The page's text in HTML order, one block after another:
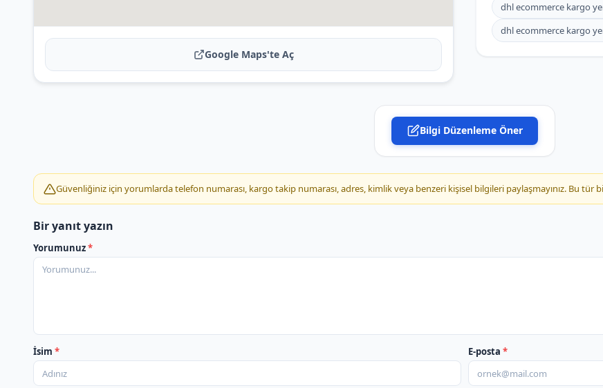
Google Maps'te Aç
DHL eCommerce
DHL eCommerce
DHL eCommerce
DHL eCommerce
dhl ecommerce kargo
dhl ecommerce kargo
Bilgi Düzenleme Öner
Güvenliğiniz için yorumlarda telefon numarası, kargo takip numarası, adres, kimlik veya benzeri kişisel bilgileri paylaşmayınız. Bu tür
Bir yanıt yazın
Yorumunuz*
İsim * E-posta *